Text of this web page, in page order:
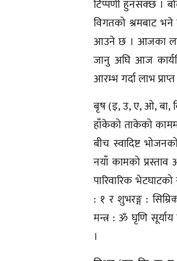
टिप्पणी हुनसक्छ ।
विगतको श्रमबाट
आउने छ । आजका
जानु अघि आज
आरम्भ गर्दा लाभ
बृष (इ, उ, ए, ओ, बा,
हाँकेको ताकेको
बीच स्वादिष्ट
नयाँ कामको
पारिवारिक
: १ र शुभरङ्ग :
मन्त्र : ॐ घृणि
।